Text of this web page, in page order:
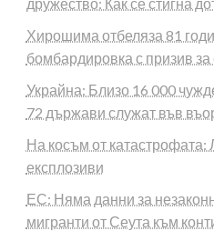
Хирошима отбеляза 81
бомбардировка с призив
Украйна: Близо 16 000
72 държави служат във
На косъм от катастрофата:
експлозиви
ЕС: Няма данни за
мигранти от Сеута към